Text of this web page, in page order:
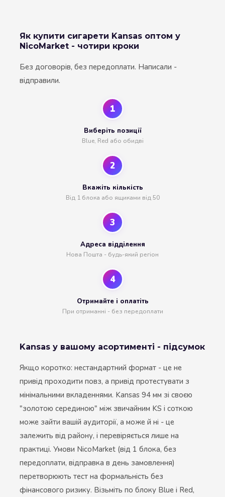
Як купити сигарети Kansas оптом у
NicoMarket - чотири кроки
Без договорів, без передоплати. Написали -
відправили.
1
Виберіть позиції
Blue, Red або обидві
2
Вкажіть кількість
Від 1 блока або ящиками від 50
3
Адреса відділення
Нова Пошта - будь-який регіон
4
Отримайте і оплатіть
При отриманні - без передоплати
Kansas у вашому асортименті - підсумок
Якщо коротко: нестандартний формат - це не
привід проходити повз, а привід протестувати з
мінімальними вкладеннями. Kansas 94 мм зі своєю
"золотою серединою" між звичайним KS і соткою
може зайти вашій аудиторії, а може й ні - це
залежить від району, і перевіряється лише на
практиці. Умови NicoMarket (від 1 блока, без
передоплати, відправка в день замовлення)
перетворюють тест на формальність без
фінансового ризику. Візьміть по блоку Blue і Red,